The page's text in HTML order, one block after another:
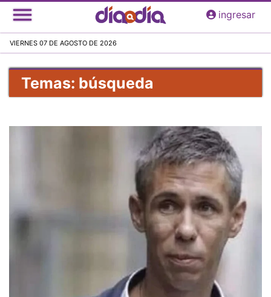
Pasar
al
principal
ingresar
VIERNES 07 DE AGOSTO DE 2026
Temas: búsqueda